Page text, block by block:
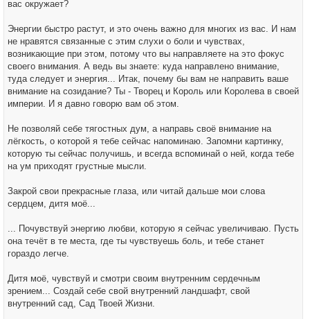
вас окружает?
Энергии быстро растут, и это очень важно для многих из вас. И нам
не нравятся связанные с этим слухи о боли и чувствах,
возникающие при этом, потому что вы направляете на это фокус
своего внимания. А ведь вы знаете: куда направлено внимание,
туда следует и энергия... Итак, почему бы вам не направить ваше
внимание на созидание? Ты - Творец и Король или Королева в своей
империи. И я давно говорю вам об этом.
Не позволяй себе тягостных дум, а направь своё внимание на
лёгкость, о которой я тебе сейчас напоминаю. Запомни картинку,
которую ты сейчас получишь, и всегда вспоминай о ней, когда тебе
на ум приходят грустные мысли.
Закрой свои прекрасные глаза, или читай дальше мои слова
сердцем, дитя моё...
... Почувствуй энергию любви, которую я сейчас увеличиваю. Пусть
она течёт в те места, где ты чувствуешь боль, и тебе станет
гораздо легче.
Дитя моё, чувствуй и смотри своим внутренним сердечным
зрением... Создай себе свой внутренний ландшафт, свой
внутренний сад, Сад Твоей Жизни.